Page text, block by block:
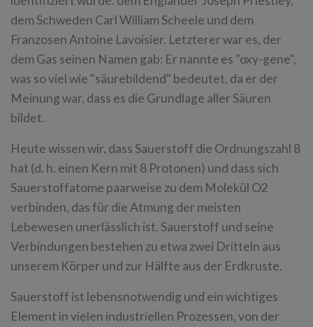
dem Schweden Carl William Scheele und dem
Franzosen Antoine Lavoisier. Letzterer war es, der
dem Gas seinen Namen gab: Er nannte es "oxy-gene",
was so viel wie "säurebildend" bedeutet, da er der
Meinung war, dass es die Grundlage aller Säuren
bildet.
Heute wissen wir, dass Sauerstoff die Ordnungszahl 8
hat (d. h. einen Kern mit 8 Protonen) und dass sich
Sauerstoffatome paarweise zu dem Molekül O2
verbinden, das für die Atmung der meisten
Lebewesen unerlässlich ist. Sauerstoff und seine
Verbindungen bestehen zu etwa zwei Dritteln aus
unserem Körper und zur Hälfte aus der Erdkruste.
Sauerstoff ist lebensnotwendig und ein wichtiges
Element in vielen industriellen Prozessen, von der